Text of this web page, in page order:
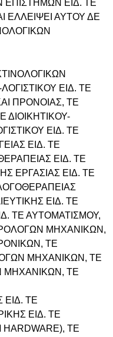
ΕΠΙΣΤΗΜΩΝ ΕΙΔ. ΤΕ
ΕΛΛΕΙΨΕΙ ΑΥΤΟΥ ΔΕ
ΕΙΔ. ΤΕ
ΠΡΟΝΟΙΑΣ, ΤΕ
ΔΙΟΙΚΗΤΙΚΟΥ-
ΕΙΔ. ΤΕ
ΕΙΔ. ΤΕ
ΕΙΔ. ΤΕ
ΕΡΓΑΣΙΑΣ ΕΙΔ. ΤΕ
ΕΙΔ. ΤΕ
ΤΕ ΑΥΤΟΜΑΤΙΣΜΟΥ,
ΜΗΧΑΝΙΚΩΝ,
ΤΕ
ΜΗΧΑΝΙΚΩΝ, ΤΕ
ΜΗΧΑΝΙΚΩΝ, ΤΕ
ΤΕ
ΕΙΔ. ΤΕ
ΤΕ